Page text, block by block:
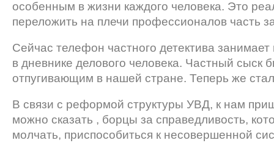
особенным в жизни каждого человека. Это
переложить на плечи профессионалов часть
Сейчас телефон частного детектива
в дневнике делового человека. Частный сыск
отпугивающим в нашей стране. Теперь же
В связи с реформой структуры УВД, к нам
можно сказать , борцы за справедливость,
молчать, приспособиться к несовершенной